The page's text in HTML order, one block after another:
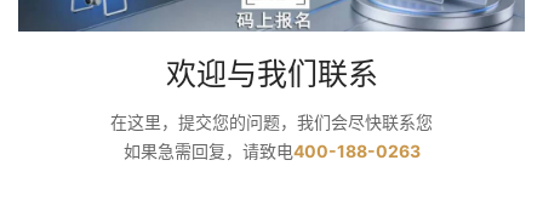
欢迎与我们联系
在这里，提交您的问题，我们会尽快联系您
如果急需回复，请致电400-188-0263